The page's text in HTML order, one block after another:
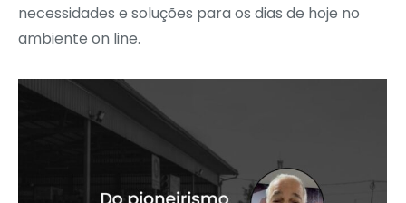
necessidades e soluções para os dias de hoje no
ambiente on line.